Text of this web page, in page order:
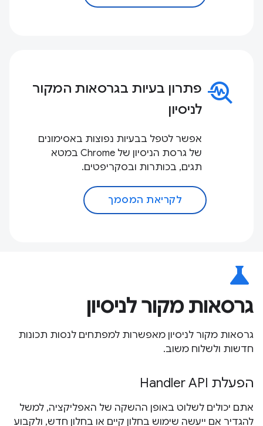
troubleshoot פתרון בעיות בגרסאות המקור
לניסיון
אפשר לטפל בבעיות נפוצות באסימונים
של גרסת הניסיון של Chrome במטא
תגים, בכותרות ובסקריפטים.
לקריאת המסמך
science
גרסאות מקור לניסיון
גרסאות מקור לניסיון מאפשרות למפתחים לנסות תכונות
חדשות ולשלוח משוב.
הפעלת Handler API
אתם יכולים לשלוט באופן ההשקה של האפליקציה, למשל
להגדיר אם ייעשה שימוש בחלון קיים או בחלון חדש, ולקבוע